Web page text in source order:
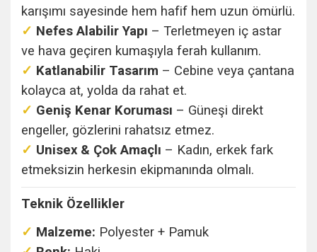
karışımı sayesinde hem hafif hem uzun ömürlü.
✓ Nefes Alabilir Yapı – Terletmeyen iç astar
ve hava geçiren kumaşıyla ferah kullanım.
✓ Katlanabilir Tasarım – Cebine veya çantana
kolayca at, yolda da rahat et.
✓ Geniş Kenar Koruması – Güneşi direkt
engeller, gözlerini rahatsız etmez.
✓ Unisex & Çok Amaçlı – Kadın, erkek fark
etmeksizin herkesin ekipmanında olmalı.
Teknik Özellikler
✓ Malzeme: Polyester + Pamuk